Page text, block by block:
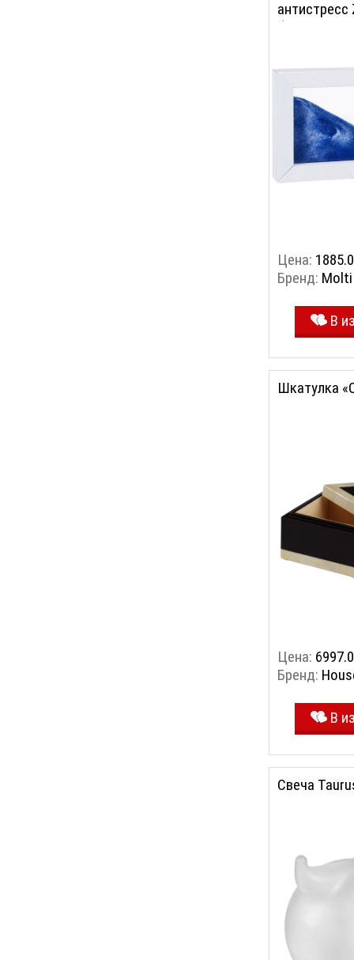
Цена:
Бренд: Molti
В
антистресс
белая с
Цена:
Бренд:
В
Шкатулка
Свеча